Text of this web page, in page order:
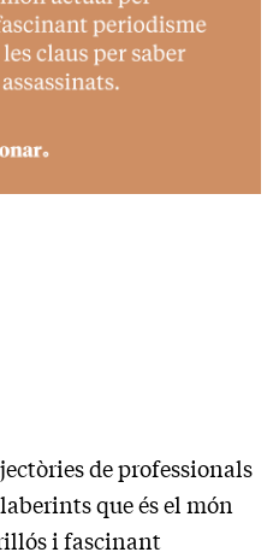
de professionals
que és el món
i fascinant